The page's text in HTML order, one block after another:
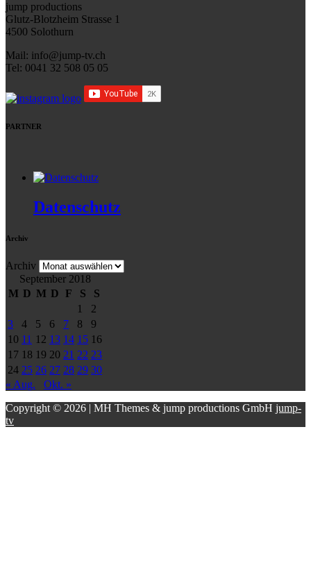
jump productions
Glutz-Blotzheim Strasse 1
4500 Solothurn
Mail: info@jump-tv.ch
Tel: 0041 32 508 05 05
PARTNER
Datenschutz
Archiv
Archiv
September 2018
M D M D F S
S
1
2
3
4 5 6 7 8
9
10 11 12 13 14 15 16
17 18 19 20 21 22 23
24 25 26 27 28 29 30
« Aug.
Okt. »
Copyright © 2026 | MH Themes & jump productions GmbH jump-
tv